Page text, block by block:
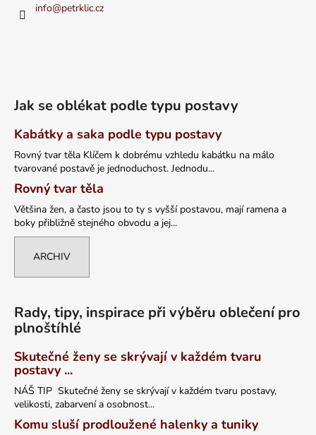
info@petrklic.cz
Jak se oblékat podle typu postavy
Kabátky a saka podle typu postavy
Rovný tvar těla Klíčem k dobrému vzhledu kabátku na málo
tvarované postavě je jednoduchost. Jednodu...
Rovný tvar těla
Většina žen, a často jsou to ty s vyšší postavou, mají ramena a
boky přibližně stejného obvodu a jej...
ARCHIV
Rady, tipy, inspirace při výběru oblečení pro
plnoštíhlé
Skutečné ženy se skrývají v každém tvaru
postavy ...
NÁŠ TIP Skutečné ženy se skrývají v každém tvaru postavy,
velikosti, zabarvení a osobnost...
Komu sluší prodloužené halenky a tuniky